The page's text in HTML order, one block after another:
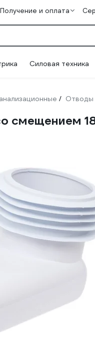
Получение и оплата
Силовая техника
/ Отводы
смещением